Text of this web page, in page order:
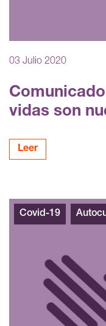
03 Julio 2020
vidas son
Leer
Covid-19